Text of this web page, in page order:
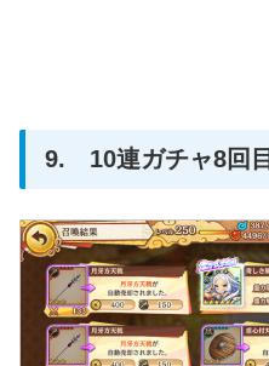
9. 10連ガチャ8回